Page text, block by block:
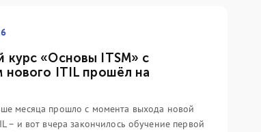
курс «Основы ITSM» с
нового ITIL прошёл на
месяца прошло с момента выхода новой
– и вот вчера закончилось обучение первой